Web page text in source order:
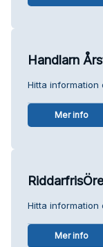
Handlarn
Hitta information
Mer info
Hitta information
Mer info